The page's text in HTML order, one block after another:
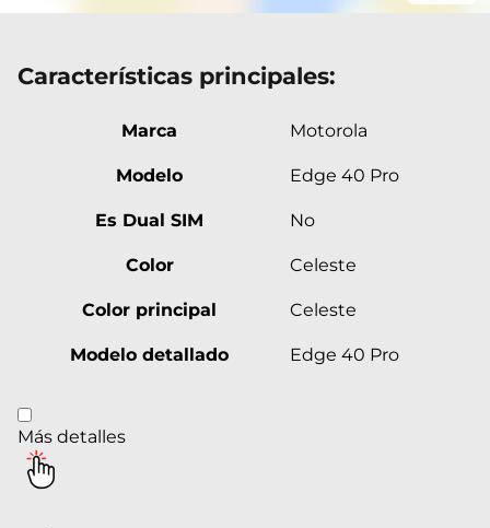
Características principales:
Marca Motorola
Modelo Edge 40 Pro
Es Dual SIM No
Color Celeste
Color principal Celeste
Modelo detallado Edge 40 Pro
Más detalles